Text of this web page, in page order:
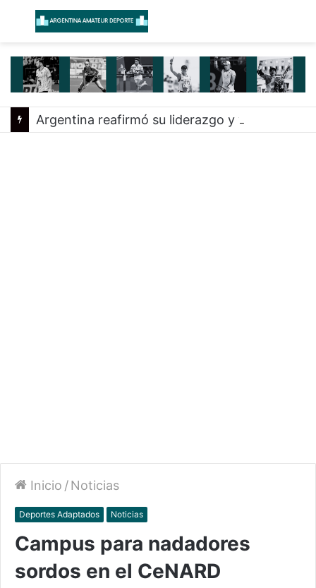
Menú
Inicio /Noticias
Deportes Adaptados Noticias
Campus para nadadores
sordos en el CeNARD